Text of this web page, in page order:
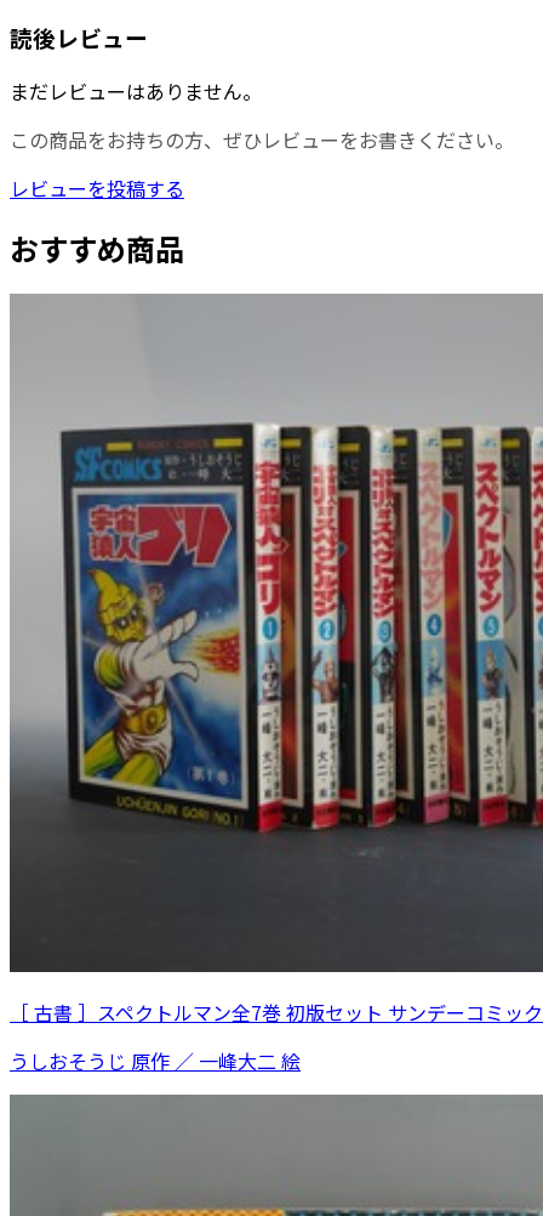
読後レビュー
まだレビューはありません。
この商品をお持ちの方、ぜひレビューをお書きください。
レビューを投稿する
おすすめ商品
［ 古書 ］スペクトルマン全7巻 初版セット サンデーコミッ
うしおそうじ 原作 ／ 一峰大二 絵